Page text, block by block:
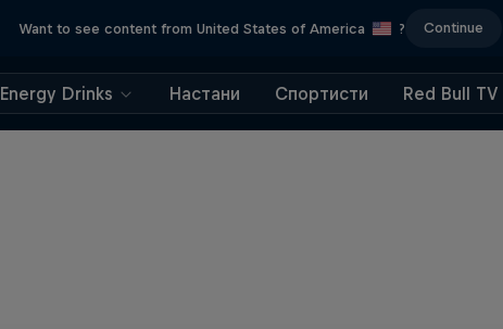
Want to see content from United States of America ? Continue
Energy Drinks Настани Спортисти Red Bull TV